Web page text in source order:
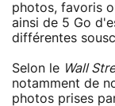
photos, favoris
ainsi de 5 Go
différentes
Selon le Wall
notamment de
photos prises